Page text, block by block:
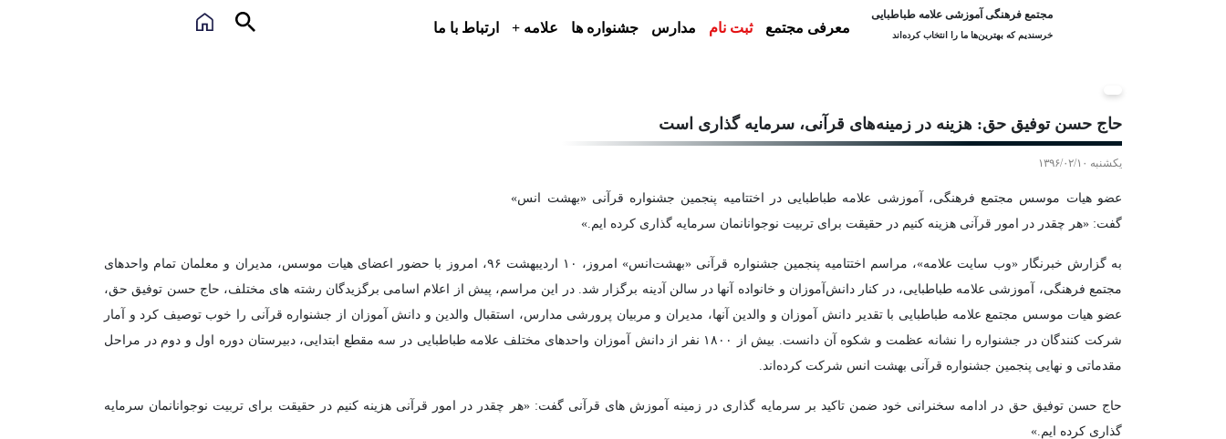
مجتمع فرهنگی آموزشی علامه طباطبایی
خرسندیم که بهترین‌ها ما را انتخاب کرده‌اند معرفی مجتمع ثبت نام مدارس جشنواره ها علامه + ارتباط با ما
حاج حسن توفیق حق: هزینه در زمینه‌های قرآنی، سرمایه گذاری است
یکشنبه ۱۳۹۶/۰۲/۱۰
عضو هیات موسس مجتمع فرهنگی، آموزشی علامه طباطبایی در اختتامیه پنجمین جشنواره قرآنی «بهشت انس»
گفت: «هر چقدر در امور قرآنی هزینه کنیم در حقیقت برای تربیت نوجوانانمان سرمایه گذاری کرده ایم.»
به گزارش خبرنگار «وب سایت علامه»، مراسم اختتامیه پنجمین جشنواره قرآنی «بهشت‌انس» امروز، ۱۰ اردیبهشت ۹۶، امروز با حضور اعضای هیات موسس، مدیران و معلمان تمام واحدهای
مجتمع فرهنگی، آموزشی علامه طباطبایی، در کنار دانش‌آموزان و خانواده آنها در سالن آدینه برگزار شد. در این مراسم، پیش از اعلام اسامی برگزیدگان رشته های مختلف، حاج حسن توفیق حق،
عضو هیات موسس مجتمع علامه طباطبایی با تقدیر دانش آموزان و والدین آنها، مدیران و مربیان پرورشی مدارس، استقبال والدین و دانش آموزان از جشنواره قرآنی را خوب توصیف کرد و آمار
شرکت کنندگان در جشنواره را نشانه عظمت و شکوه آن دانست. بیش از ۱۸۰۰ نفر از دانش آموزان واحدهای مختلف علامه طباطبایی در سه مقطع ابتدایی، دبیرستان دوره اول و دوم در مراحل
مقدماتی و نهایی پنجمین جشنواره قرآنی بهشت انس شرکت کرده‌اند.
حاج حسن توفیق حق در ادامه سخنرانی خود ضمن تاکید بر سرمایه گذاری در زمینه آموزش های قرآنی گفت: «هر چقدر در امور قرآنی هزینه کنیم در حقیقت برای تربیت نوجوانانمان سرمایه
گذاری کرده ایم.»